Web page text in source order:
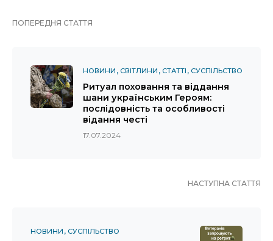
ПОПЕРЕДНЯ СТАТТЯ
НОВИНИ СВІТЛИНИ СТАТТІ СУСПІЛЬСТВО
Ритуал поховання та віддання
шани українським Героям:
послідовність та особливості
відання честі
17.07.2024
НАСТУПНА СТАТТЯ
НОВИНИ СУСПІЛЬСТВО